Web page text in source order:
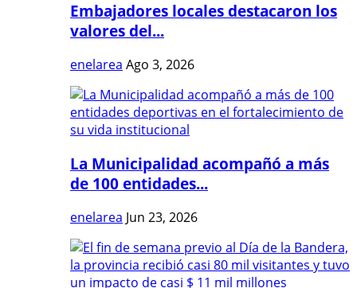
Embajadores locales destacaron los
valores del...
enelarea Ago 3, 2026
La Municipalidad acompañó a más
de 100 entidades...
enelarea Jun 23, 2026